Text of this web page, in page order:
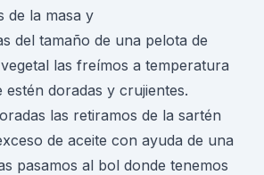
de la masa y
del tamaño de una pelota de
las freímos a temperatura
estén doradas y crujientes.
las retiramos de la sartén
de aceite con ayuda de una
pasamos al bol donde tenemos